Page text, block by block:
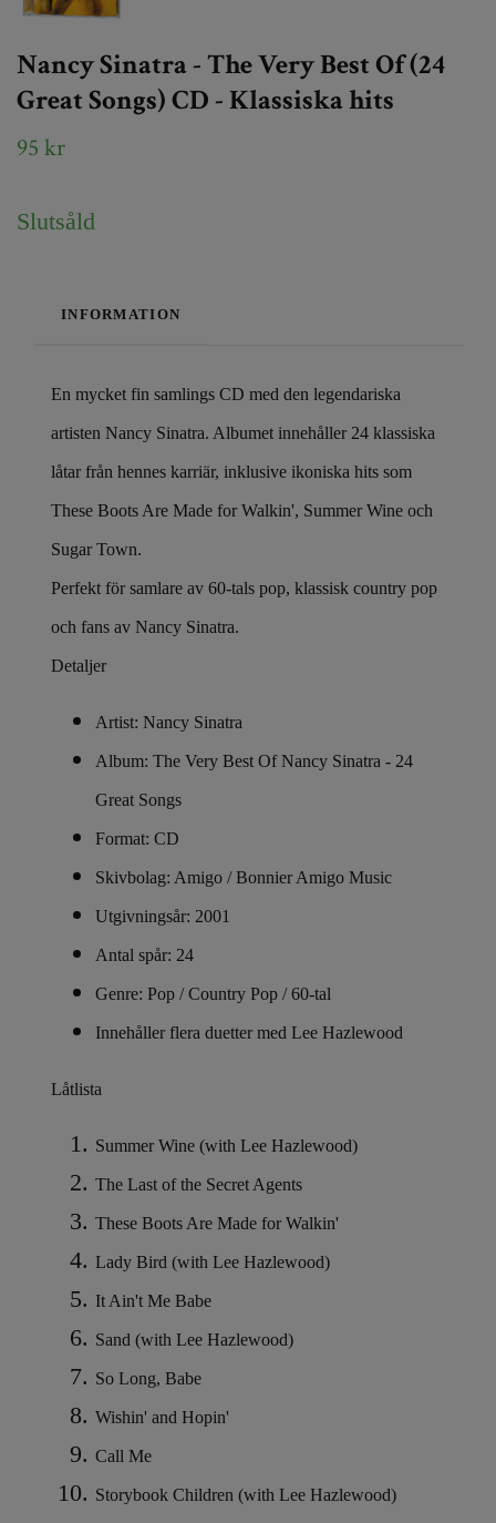
Nancy Sinatra - The Very Best Of (24
Great Songs) CD - Klassiska hits
95 kr
Slutsåld
INFORMATION
En mycket fin samlings CD med den legendariska
artisten Nancy Sinatra. Albumet innehåller 24 klassiska
låtar från hennes karriär, inklusive ikoniska hits som
These Boots Are Made for Walkin', Summer Wine och
Sugar Town.
Perfekt för samlare av 60-tals pop, klassisk country pop
och fans av Nancy Sinatra.
Detaljer
Artist: Nancy Sinatra
Album: The Very Best Of Nancy Sinatra - 24
Great Songs
Format: CD
Skivbolag: Amigo / Bonnier Amigo Music
Utgivningsår: 2001
Antal spår: 24
Genre: Pop / Country Pop / 60-tal
Innehåller flera duetter med Lee Hazlewood
Låtlista
Summer Wine (with Lee Hazlewood)
The Last of the Secret Agents
These Boots Are Made for Walkin'
Lady Bird (with Lee Hazlewood)
It Ain't Me Babe
Sand (with Lee Hazlewood)
So Long, Babe
Wishin' and Hopin'
Call Me
Storybook Children (with Lee Hazlewood)